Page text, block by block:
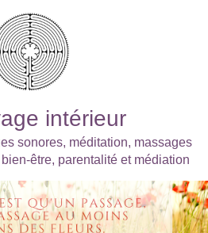
intérieur
sonores, méditation, massages
être, parentalité et médiation